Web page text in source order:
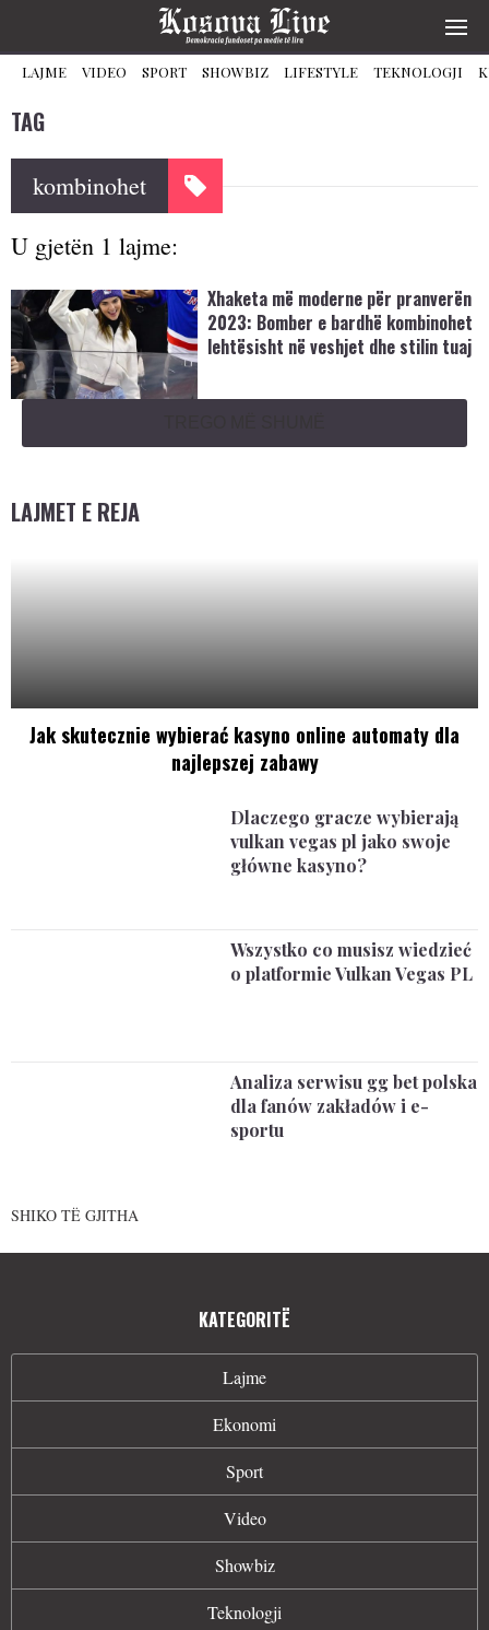
LAJME VIDEO SPORT SHOWBIZ LIFESTYLE TEKNOLOGJI
TAG
kombinohet
U gjetën 1 lajme:
Xhaketa më moderne për pranverën
2023: Bomber e bardhë kombinohet
lehtësisht në veshjet dhe stilin tuaj
LAJMET E REJA
Jak skutecznie wybierać kasyno online automaty dla
najlepszej zabawy
Dlaczego gracze wybierają
vulkan vegas pl jako swoje
główne kasyno?
Wszystko co musisz wiedzieć
o platformie Vulkan Vegas PL
Analiza serwisu gg bet polska
dla fanów zakładów i e-
sportu
SHIKO TË GJITHA
KATEGORITË
Lajme
Ekonomi
Sport
Video
Showbiz
Teknologji